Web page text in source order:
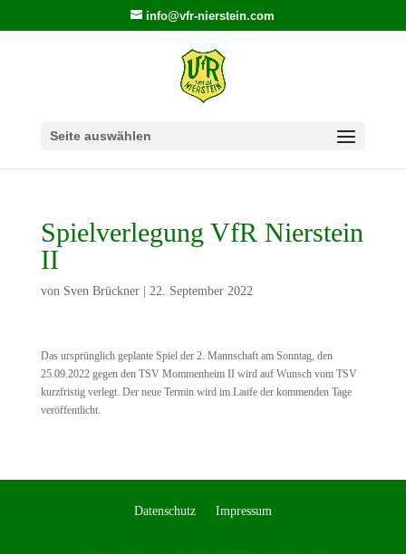
info@vfr-nierstein.com
Seite auswählen
Spielverlegung VfR Nierstein
II
von Sven Brückner| 22. September 2022
Das ursprünglich geplante Spiel der 2. Mannschaft am Sonntag, den
25.09.2022 gegen den TSV Mommenheim II wird auf Wunsch vom TSV
kurzfristig verlegt. Der neue Termin wird im Laufe der kommenden Tage
veröffentlicht.
Datenschutz Impressum